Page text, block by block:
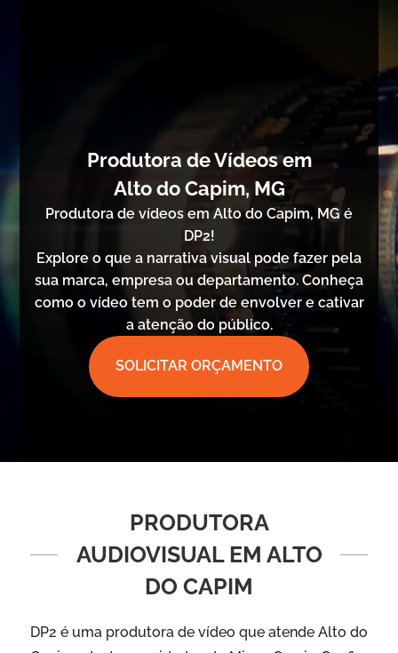
Produtora de Vídeos em
Alto do Capim, MG
Produtora de vídeos em Alto do Capim, MG é
DP2!
Explore o que a narrativa visual pode fazer pela
sua marca, empresa ou departamento. Conheça
como o vídeo tem o poder de envolver e cativar
a atenção do público.
SOLICITAR ORÇAMENTO
PRODUTORA
AUDIOVISUAL EM ALTO
DO CAPIM
DP2 é uma produtora de vídeo que atende Alto do